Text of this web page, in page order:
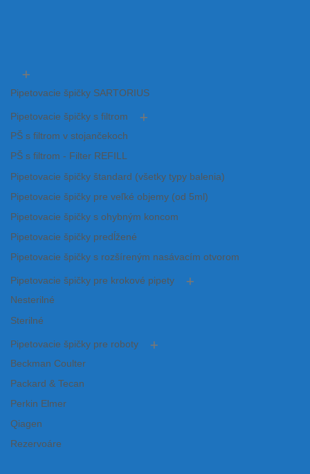
Pipetovacie špičky SARTORIUS
Pipetovacie špičky s filtrom
PŠ s filtrom v stojančekoch
PŠ s filtrom - Filter REFILL
Pipetovacie špičky štandard (všetky typy balenia)
Pipetovacie špičky pre veľké objemy (od 5ml)
Pipetovacie špičky s ohybným koncom
Pipetovacie špičky predĺžené
Pipetovacie špičky s rozšíreným nasávacím otvorom
Pipetovacie špičky pre krokové pipety
Nesterilné
Sterilné
Pipetovacie špičky pre roboty
Beckman Coulter
Packard & Tecan
Perkin Elmer
Qiagen
Rezervoáre